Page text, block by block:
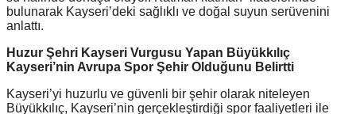
bulunarak Kayseri’deki sağlıklı ve doğal suyun serüvenini
anlattı.
Huzur Şehri Kayseri Vurgusu Yapan Büyükkılıç
Kayseri’nin Avrupa Spor Şehir Olduğunu Belirtti
Kayseri’yi huzurlu ve güvenli bir şehir olarak niteleyen
Büyükkılıç, Kayseri’nin gerçekleştirdiği spor faaliyetleri ile